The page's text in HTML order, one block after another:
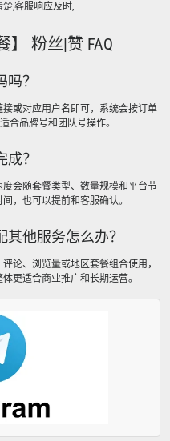
,客服响应及时,
】 粉丝|赞 FAQ
？
或对应用户名即可，系统会按订单
合品牌号和团队号操作。
？
会随套餐类型、数量规模和平台节
，也可以提前和客服确认。
他服务怎么办？
论、浏览量或地区套餐组合使用，
更适合商业推广和长期运营。